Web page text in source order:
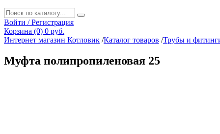
Войти / Регистрация
Корзина (0) 0 руб.
Интернет магазин Котловик /Каталог товаров /Трубы и
Муфта полипропиленовая 25